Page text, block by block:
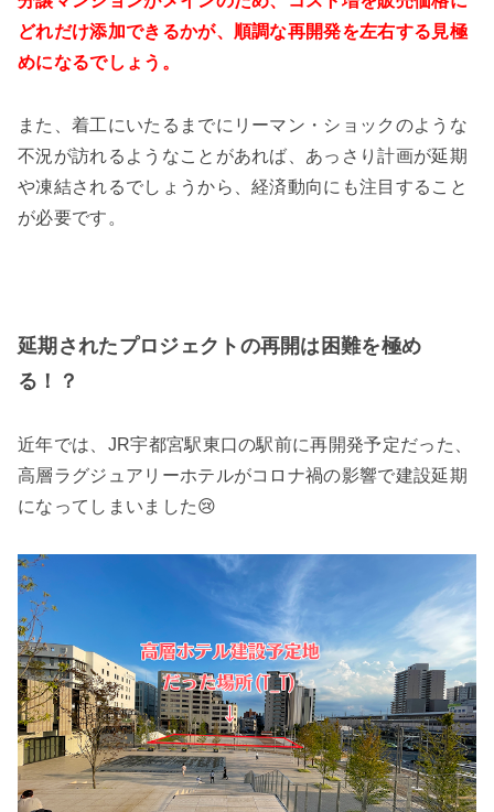
どれだけ添加できるかが、順調な再開発を左右する見極
めになるでしょう。
また、着工にいたるまでにリーマン・ショックのような
不況が訪れるようなことがあれば、あっさり計画が延期
や凍結されるでしょうから、経済動向にも注目すること
が必要です。
延期されたプロジェクトの再開は困難を極め
る！？
近年では、JR宇都宮駅東口の駅前に再開発予定だった、
高層ラグジュアリーホテルがコロナ禍の影響で建設延期
になってしまいました😢